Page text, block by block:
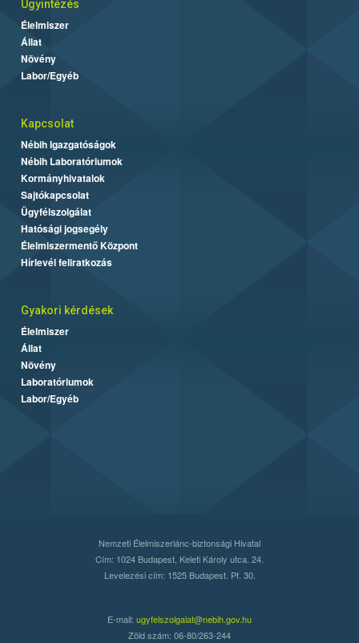
Ügyintézés
Élelmiszer
Állat
Növény
Labor/Egyéb
Kapcsolat
Nébih Igazgatóságok
Nébih Laboratóriumok
Kormányhivatalok
Sajtókapcsolat
Ügyfélszolgálat
Hatósági jogsegély
Élelmiszermentő Központ
Hírlevél feliratkozás
Gyakori kérdések
Élelmiszer
Állat
Növény
Laboratóriumok
Labor/Egyéb
Nemzeti Élelmiszerlánc-biztonsági Hivatal
Cím: 1024 Budapest, Keleti Károly utca. 24.
Levelezési cím: 1525 Budapest. Pf. 30.
E-mail: ugyfelszolgalat@nebih.gov.hu
Zöld szám: 06-80/263-244